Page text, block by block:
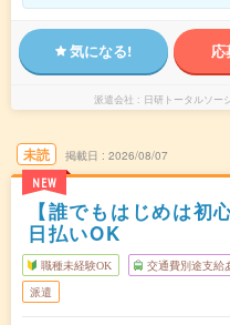
気になる! 応
派遣会社 日研トータルソ
未読
NEW
掲載日 2026/08/07
【誰でもはじめは初
日払いOK
職種未経験OK 交通費別途支給
派遣